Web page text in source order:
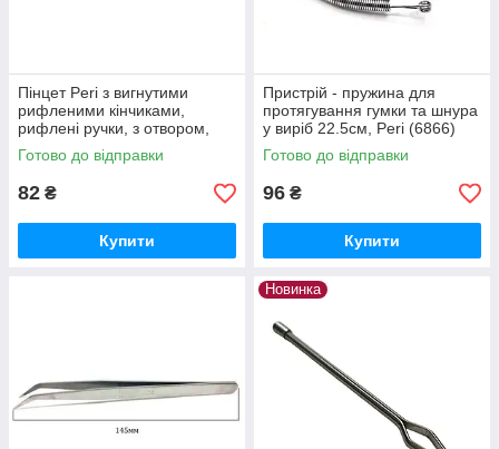
Пінцет Peri з вигнутими
рифленими кінчиками,
рифлені ручки, з отвором,
довжина 15,5 см, Stainless
TWE-6 (6868)
Готово до відправки
82 ₴
Купити
Пристрій - пружина для
протягування гумки та шнура
у виріб 22.5см, Peri (6866)
Готово до відправки
96 ₴
Купити
Новинка